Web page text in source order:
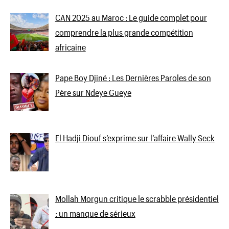
CAN 2025 au Maroc : Le guide complet pour
comprendre la plus grande compétition
africaine
Pape Boy Djiné : Les Dernières Paroles de son
Père sur Ndeye Gueye
El Hadji Diouf s’exprime sur l’affaire Wally Seck
Mollah Morgun critique le scrabble présidentiel
: un manque de sérieux